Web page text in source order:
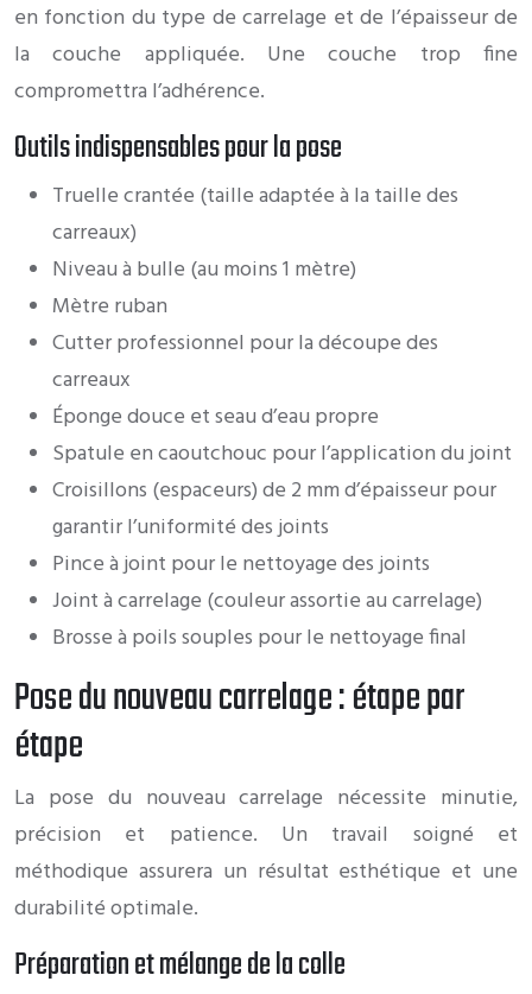
en fonction du type de carrelage et de l’épaisseur de
la couche appliquée. Une couche trop fine
compromettra l’adhérence.
Outils indispensables pour la pose
Truelle crantée (taille adaptée à la taille des
carreaux)
Niveau à bulle (au moins 1 mètre)
Mètre ruban
Cutter professionnel pour la découpe des
carreaux
Éponge douce et seau d’eau propre
Spatule en caoutchouc pour l’application du joint
Croisillons (espaceurs) de 2 mm d’épaisseur pour
garantir l’uniformité des joints
Pince à joint pour le nettoyage des joints
Joint à carrelage (couleur assortie au carrelage)
Brosse à poils souples pour le nettoyage final
Pose du nouveau carrelage : étape par
étape
La pose du nouveau carrelage nécessite minutie,
précision et patience. Un travail soigné et
méthodique assurera un résultat esthétique et une
durabilité optimale.
Préparation et mélange de la colle